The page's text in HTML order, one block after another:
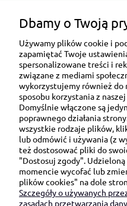
Ul.
91-
NIP:
sklep@be-
Dbamy o Twoją
Używamy plików cookie i
zapamiętać Twoje
spersonalizowane treści i
związane z mediami
wykorzystujemy również do
sposobu korzystania z
Domyślnie włączone są
poprawnego działania
wszystkie rodzaje plików,
lub odmówić i używania (z
też dostosować pliki do
"Dostosuj zgody".
momencie wycofać lub
plików cookies" na dole
Szczegóły o używanych
zasadach przetwarzania